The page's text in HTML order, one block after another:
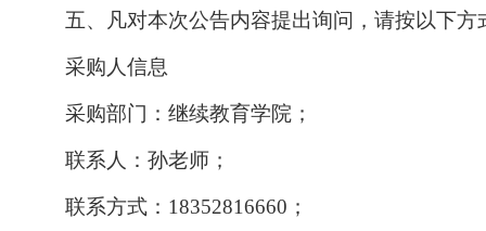
五、 凡对本次公告内容提出询问，请按以下方
采购人信息
采购部门： 继续教育学院；
联系人： 孙老师 ；
联系方式： 18352816660；